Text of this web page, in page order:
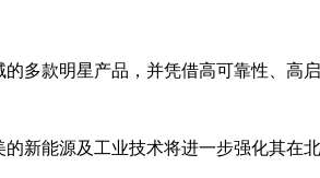
多款明星产品，并凭借高可靠性、高
新能源及工业技术将进一步强化其在